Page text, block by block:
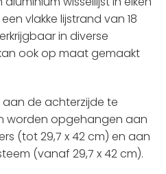
vlakke lijstrand van 18
in diverse
ook op maat gemaakt
aan de achterzijde te
worden opgehangen aan
(tot 29,7 x 42 cm) en aan
(vanaf 29,7 x 42 cm).